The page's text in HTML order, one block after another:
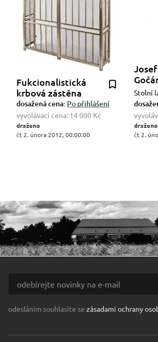
Fukcionalistická
krbová zástěna
dosažená cena: Po přihlášení
vyvolávací cena: 14 000 Kč
draženo
čt 2. února 2012, 00:00:00
Stolní
draženo
čt 2.
odesláním souhlasíte se zásadami ochrany